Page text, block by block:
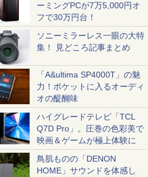
ーミングPCが7万5,000円オ
フで30万円台！
ソニーミラーレス一眼の大特
集！ 見どころ記事まとめ
「A&ultima SP4000T」の魅
力！ポケットに入るオーディ
オの醍醐味
ハイグレードテレビ「TCL
Q7D Pro」。圧巻の色彩美で
映画＆ゲームが極上体験に
鳥肌ものの「DENON
HOME」サウンドを体感し